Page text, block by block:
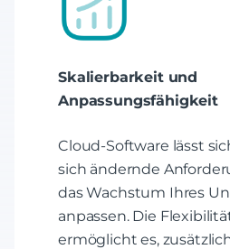
Skalierbarkeit und
Anpassungsfähigkeit
Cloud-Software lässt
sich ändernde
das Wachstum Ihres
anpassen. Die
ermöglicht es,